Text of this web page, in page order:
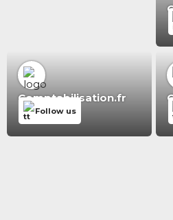
Comptabilisation.fr
Follow us